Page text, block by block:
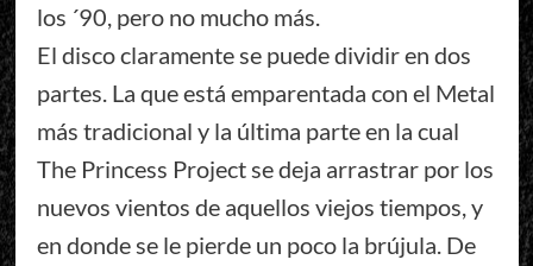
los ´90, pero no mucho más.
El disco claramente se puede dividir en dos
partes. La que está emparentada con el Metal
más tradicional y la última parte en la cual
The Princess Project se deja arrastrar por los
nuevos vientos de aquellos viejos tiempos, y
en donde se le pierde un poco la brújula. De